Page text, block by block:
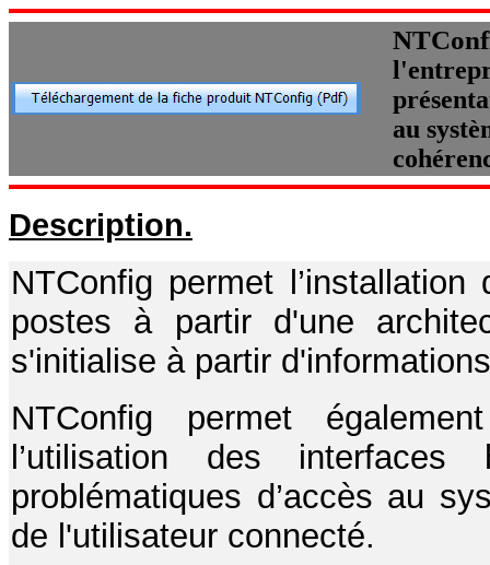
au
Description.
NTConfig permet
postes à partir d'une
s'initialise à partir
NTConfig permet
l’utilisation des
problématiques d’accès au
de l'utilisateur connecté.